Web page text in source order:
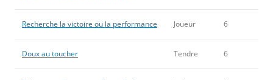
Recherche la victoire ou la performance Joueur 6
Doux au toucher Tendre 6